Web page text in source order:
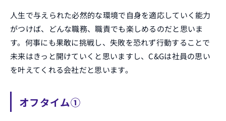
人生で与えられた必然的な環境で自身を適応していく能力
がつけば、どんな職務、職責でも楽しめるのだと思いま
す。何事にも果敢に挑戦し、失敗を恐れず行動することで
未来はきっと開けていくと思いますし、C&Gは社員の思い
を叶えてくれる会社だと思います。
オフタイム①